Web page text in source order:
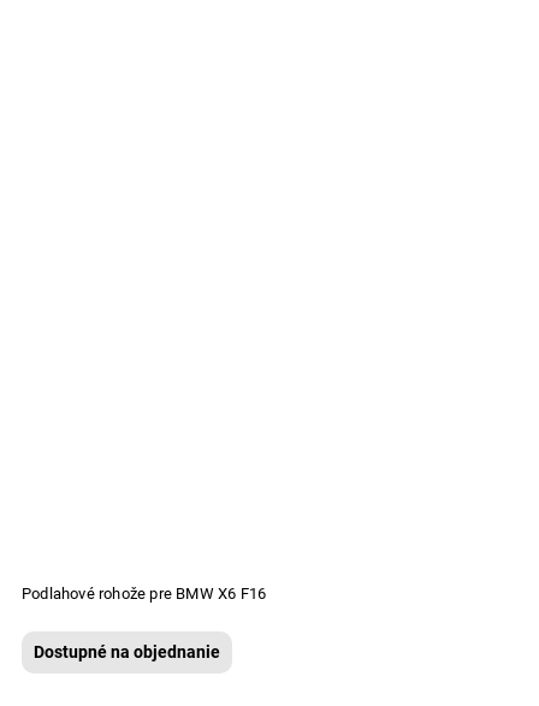
Podlahové rohože pre BMW X6 F16
Dostupné na objednanie